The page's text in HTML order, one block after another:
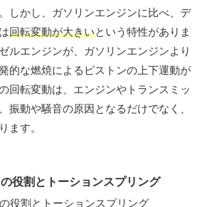
しかし、ガソリンエンジンに比べ、デ
回転変動が大きいという特性がありま
ルエンジンが、ガソリンエンジンより
的な燃焼によるピストンの上下運動が
回転変動は、エンジンやトランスミッ
振動や騒音の原因となるだけでなく、
ます。
役割とトーションスプリング